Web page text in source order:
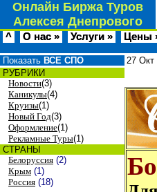
Онлайн Биржа Туров
Алексея Днепрового
^ О нас » Услуги » Цены
Показать ВСЕ СПО
РУБРИКИ
Новости(3)
Каникулы(4)
Круизы(1)
Новый Год(3)
Оформление(1)
Рекламные Туры(1)
СТРАНЫ
Белоруссия (2)
Крым (1)
Россия (18)
27 Окт